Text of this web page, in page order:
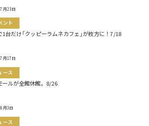
月23日
ント
1台だけ｢クッピーラムネカフェ｣が枚方に！7/18
月17日
ース
ールが全館休館。8/26
月3日
ース